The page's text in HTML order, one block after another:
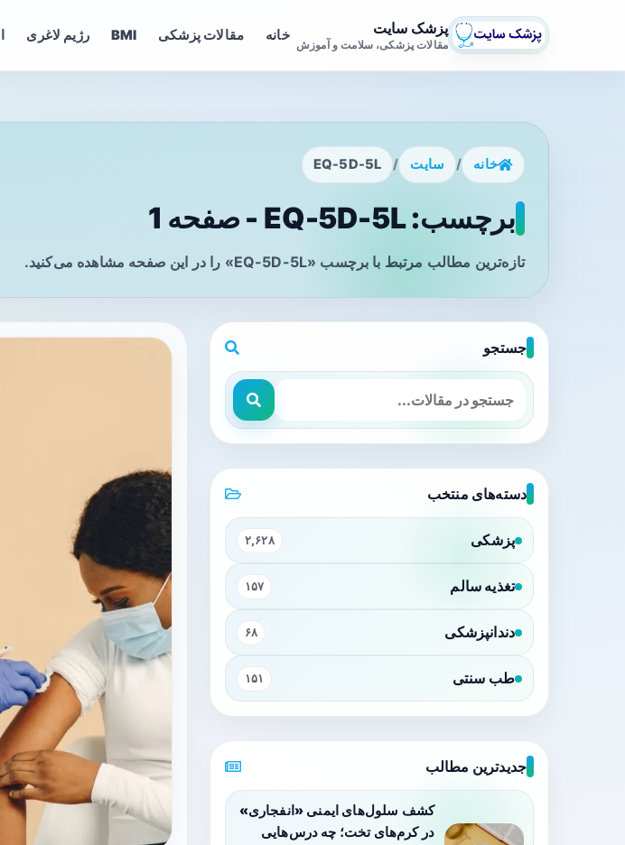
پزشک سایت
مقالات پزشکی، سلامت و آموزش
خانه مقالات پزشکی BMI رژیم لاغری
خانه / سایت /
EQ-5D-5L
برچسب: EQ-5D-5L - صفحه 1
تازه‌ترین مطالب مرتبط با برچسب «EQ-5D-5L» را در این صفحه مشاهده می‌کنید.
جستجو
دسته‌های منتخب
پزشکی ۲,۶۲۸
تغذیه سالم ۱۵۷
دندانپزشکی ۶۸
طب سنتی ۱۵۱
جدیدترین مطالب
کشف سلول‌های ایمنی «انفجاری»
در کرم‌های تخت؛ چه درس‌هایی